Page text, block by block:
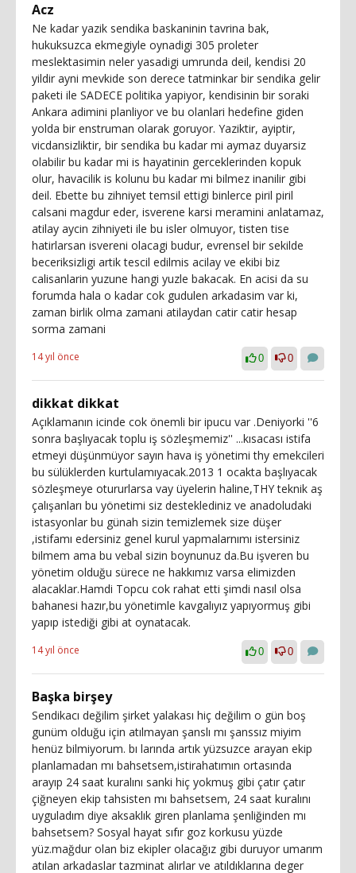
Acz
Ne kadar yazik sendika baskaninin tavrina bak,
hukuksuzca ekmegiyle oynadigi 305 proleter
meslektasimin neler yasadigi umrunda deil, kendisi 20
yildir ayni mevkide son derece tatminkar bir sendika gelir
paketi ile SADECE politika yapiyor, kendisinin bir soraki
Ankara adimini planliyor ve bu olanlari hedefine giden
yolda bir enstruman olarak goruyor. Yaziktir, ayiptir,
vicdansizliktir, bir sendika bu kadar mi aymaz duyarsiz
olabilir bu kadar mi is hayatinin gerceklerinden kopuk
olur, havacilik is kolunu bu kadar mi bilmez inanilir gibi
deil. Ebette bu zihniyet temsil ettigi binlerce piril piril
calsani magdur eder, isverene karsi meramini anlatamaz,
atilay aycin zihniyeti ile bu isler olmuyor, tisten tise
hatirlarsan isvereni olacagi budur, evrensel bir sekilde
beceriksizligi artik tescil edilmis acilay ve ekibi biz
calisanlarin yuzune hangi yuzle bakacak. En acisi da su
forumda hala o kadar cok gudulen arkadasim var ki,
zaman birlik olma zamani atilaydan catir catir hesap
sorma zamani
14 yıl önce 0 0
dikkat dikkat
Açıklamanın icinde cok önemli bir ipucu var .Deniyorki ''6
sonra başlıyacak toplu iş sözleşmemiz'' ...kısacası istifa
etmeyi düşünmüyor sayın hava iş yönetimi thy emekcileri
bu sülüklerden kurtulamıyacak.2013 1 ocakta başlıyacak
sözleşmeye otururlarsa vay üyelerin haline,THY teknik aş
çalışanları bu yönetimi siz desteklediniz ve anadoludaki
istasyonlar bu günah sizin temizlemek size düşer
,istifamı edersiniz genel kurul yapmalarnımı istersiniz
bilmem ama bu vebal sizin boynunuz da.Bu işveren bu
yönetim olduğu sürece ne hakkımız varsa elimizden
alacaklar.Hamdi Topcu cok rahat etti şimdi nasıl olsa
bahanesi hazır,bu yönetimle kavgalıyız yapıyormuş gibi
yapıp istediği gibi at oynatacak.
14 yıl önce 0 0
Başka birşey
Sendikacı değilim şirket yalakası hiç değilim o gün boş
gunüm olduğu için atılmayan şanslı mı şanssız miyim
henüz bilmiyorum. bı larında artık yüzsuzce arayan ekip
planlamadan mı bahsetsem,istirahatımın ortasında
arayıp 24 saat kuralını sanki hiç yokmuş gibi çatır çatır
çiğneyen ekip tahsisten mı bahsetsem, 24 saat kuralını
uyguladım diye aksaklık giren planlama şenliğinden mı
bahsetsem? Sosyal hayat sıfır goz korkusu yüzde
yüz.mağdur olan biz ekipler olacağız gibi duruyor umarım
atılan arkadaslar tazminat alırlar ve atıldıklarına deger